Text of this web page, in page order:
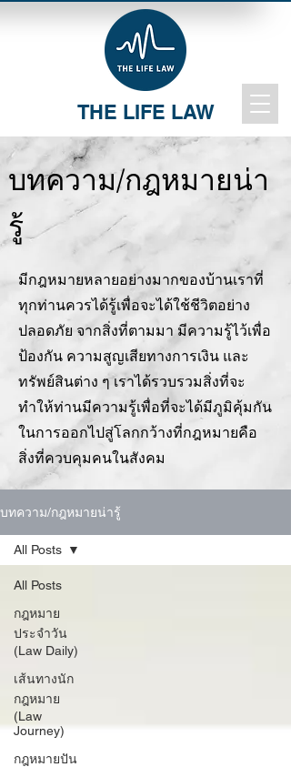
THE LIFE LAW
บทความ/กฎหมายน่า
รู้
มีกฎหมายหลายอย่างมากของบ้านเราที่
ทุกท่านควรได้รู้เพื่อจะได้ใช้ชีวิตอย่าง
ปลอดภัย จากสิ่งที่ตามมา มีความรู้ไว้เพื่อ
ป้องกัน ความสูญเสียทางการเงิน และ
ทรัพย์สินต่าง ๆ เราได้รวบรวมสิ่งที่จะ
ทำให้ท่านมีความรู้เพื่อที่จะได้มีภูมิคุ้มกัน
ในการออกไปสู่โลกกว้างที่กฎหมายคือ
สิ่งที่ควบคุมคนในสังคม
บทความ/กฎหมายน่ารู้
All Posts
กฎหมาย
ประจำวัน
(Law Daily)
เส้นทางนัก
กฎหมาย
(Law
Journey)
กฎหมายปัน
All Posts